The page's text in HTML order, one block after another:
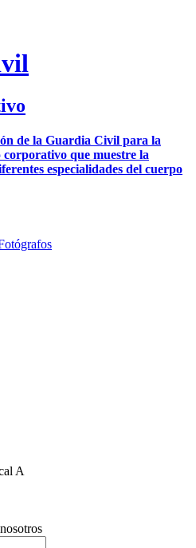
de la Guardia Civil para la
que muestre la
especialidades del cuerpo
A